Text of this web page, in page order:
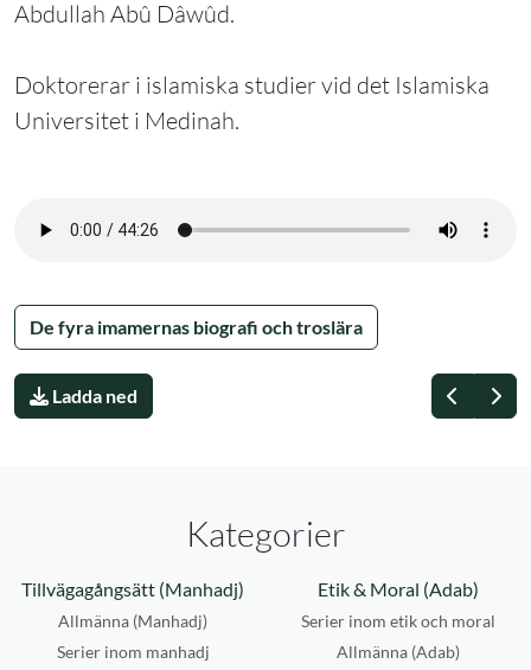
Abdullah Abû Dâwûd.
Doktorerar i islamiska studier vid det Islamiska
Universitet i Medinah.
De fyra imamernas biografi och troslära
Ladda ned
Kategorier
Tillvägagångsätt (Manhadj)
Allmänna (Manhadj)
Serier inom manhadj
Etik & Moral (Adab)
Serier inom etik och moral
Allmänna (Adab)